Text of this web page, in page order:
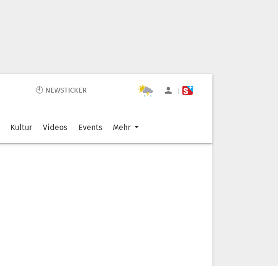
🕙 NEWSTICKER | |
Kultur Videos Events Mehr